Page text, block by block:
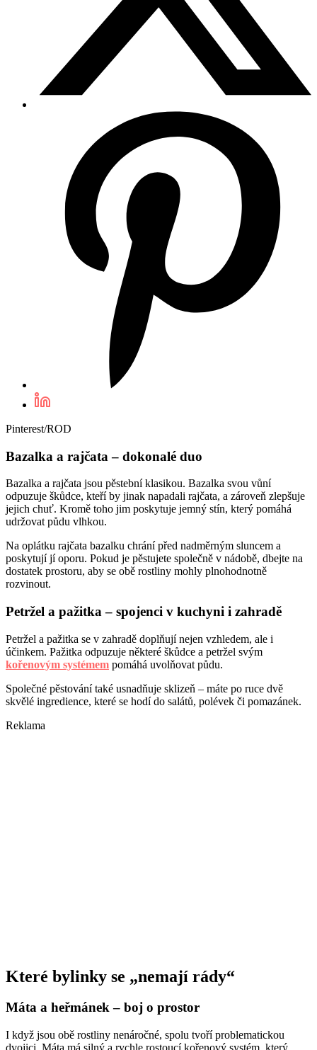
Pinterest/ROD
Bazalka a rajčata – dokonalé duo
Bazalka a rajčata jsou pěstební klasikou. Bazalka svou vůní
odpuzuje škůdce, kteří by jinak napadali rajčata, a zároveň zlepšuje
jejich chuť. Kromě toho jim poskytuje jemný stín, který pomáhá
udržovat půdu vlhkou.
Na oplátku rajčata bazalku chrání před nadměrným sluncem a
poskytují jí oporu. Pokud je pěstujete společně v nádobě, dbejte na
dostatek prostoru, aby se obě rostliny mohly plnohodnotně
rozvinout.
Petržel a pažitka – spojenci v kuchyni i zahradě
Petržel a pažitka se v zahradě doplňují nejen vzhledem, ale i
účinkem. Pažitka odpuzuje některé škůdce a petržel svým
kořenovým systémem pomáhá uvolňovat půdu.
Společné pěstování také usnadňuje sklizeň – máte po ruce dvě
skvělé ingredience, které se hodí do salátů, polévek či pomazánek.
Reklama
Které bylinky se „nemají rády“
Máta a heřmánek – boj o prostor
I když jsou obě rostliny nenáročné, spolu tvoří problematickou